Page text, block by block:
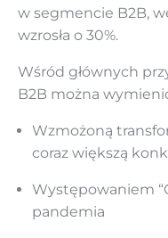
w segmencie B2B,
wzrosła o 30%.
Wśród głównych
B2B można
Wzmożoną
coraz większą
Występowaniem
pandemia